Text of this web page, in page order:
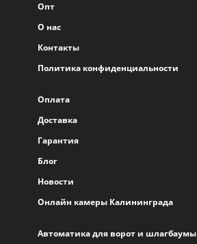
Опт
О нас
Контакты
Политика конфиденциальности
Оплата
Доставка
Гарантия
Блог
Новости
Онлайн камеры Калининграда
Автоматика для ворот и шлагбаумы